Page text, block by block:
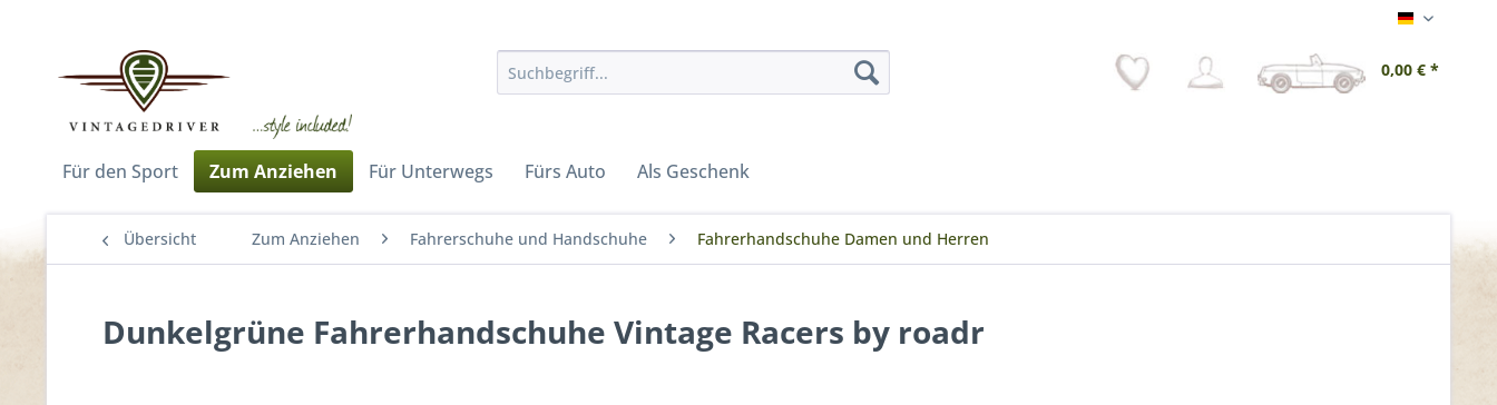
Deutsch
0,00 € *
Für den Sport Zum Anziehen Für Unterwegs Fürs Auto Als Geschenk
Übersicht Zum Anziehen Fahrerschuhe und Handschuhe Fahrerhandschuhe Damen und Herren
Dunkelgrüne Fahrerhandschuhe Vintage Racers by roadr